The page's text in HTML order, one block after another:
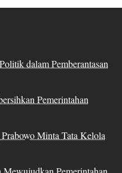
dalam Pemberantasan
Pemerintahan
Minta Tata Kelola